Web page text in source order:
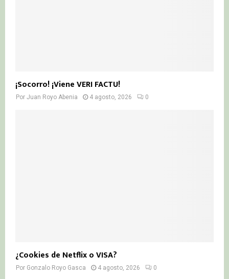
¡Socorro! ¡Viene VERI FACTU!
Por Juan Royo Abenia 4 agosto, 2026 0
¿Cookies de Netflix o VISA?
Por Gonzalo Royo Gasca 4 agosto, 2026 0